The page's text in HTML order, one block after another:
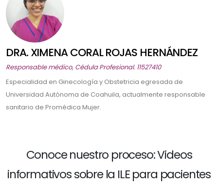
DRA. XIMENA CORAL ROJAS HERNÁNDEZ
Responsable médico, Cédula Profesional. 11527410
Especialidad en Ginecología y Obstetricia egresada de
Universidad Autónoma de Coahuila, actualmente responsable
sanitario de Promédica Mujer.
Conoce nuestro proceso: Videos
informativos sobre la ILE para pacientes